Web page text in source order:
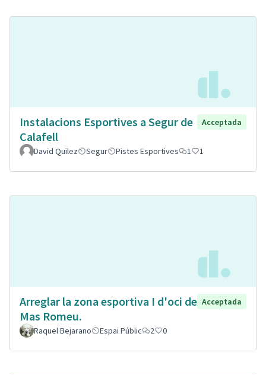
Instalacions Esportives a Segur de
Calafell
Acceptada
David Quilez Segur Pistes Esportives 1 1
Arreglar la zona esportiva I d'oci de
Mas Romeu.
Acceptada
Raquel Bejarano Espai Públic 2 0